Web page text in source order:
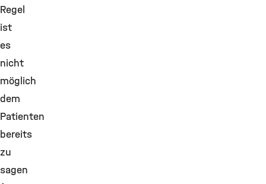
Regel
ist
es
nicht
möglich
dem
Patienten
bereits
zu
sagen